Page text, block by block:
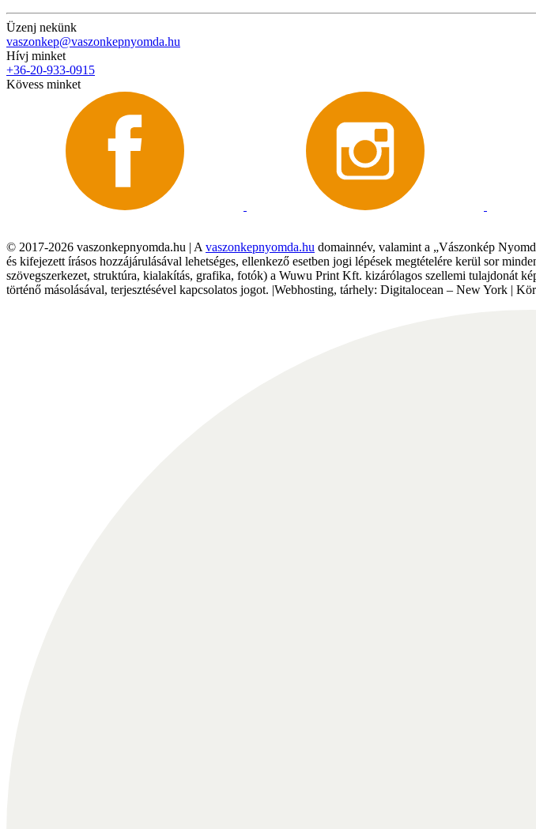
Üzenj nekünk
vaszonkep@vaszonkepnyomda.hu
Hívj minket
+36-20-933-0915
Kövess minket
© 2017-2026 vaszonkepnyomda.hu | A vaszonkepnyomda.hu domainnév, valamint a „Vászonkép
és kifejezett írásos hozzájárulásával lehetséges, ellenkező esetben jogi lépések megtételére kerül sor
szövegszerkezet, struktúra, kialakítás, grafika, fotók) a Wuwu Print Kft. kizárólagos szellemi tulajdonát
történő másolásával, terjesztésével kapcsolatos jogot. |Webhosting, tárhely: Digitalocean – New York |